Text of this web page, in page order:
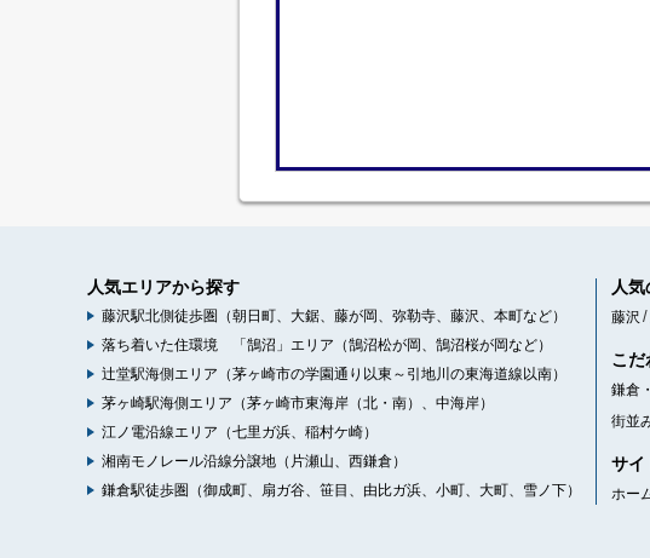
人気エリアから探す
藤沢駅北側徒歩圏（朝日町、大鋸、藤が岡、弥勒寺、藤沢、本町など）
落ち着いた住環境 「鵠沼」エリア（鵠沼松が岡、鵠沼桜が岡など）
辻堂駅海側エリア（茅ヶ崎市の学園通り以東～引地川の東海道線以南）
茅ヶ崎駅海側エリア（茅ヶ崎市東海岸（北・南）、中海岸）
江ノ電沿線エリア（七里ガ浜、稲村ケ崎）
湘南モノレール沿線分譲地（片瀬山、西鎌倉）
鎌倉駅徒歩圏（御成町、扇ガ谷、笹目、由比ガ浜、小町、大町、雪ノ下）
人
藤沢
こだ
鎌倉
街並
サイ
ホー